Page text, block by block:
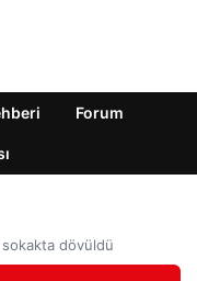
Forum
dövüldü